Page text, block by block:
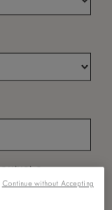
с
*
Continue without Accepting